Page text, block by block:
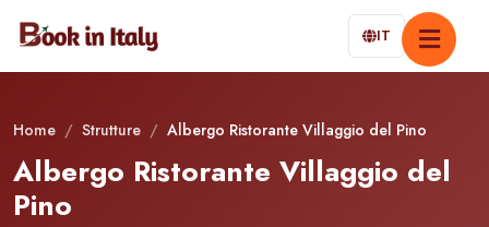
IT
Home / Strutture / Albergo Ristorante Villaggio del Pino
Albergo Ristorante Villaggio del
Pino